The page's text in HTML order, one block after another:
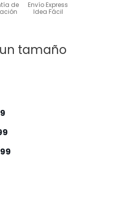
de
Envío Express
Idea Fácil
tamaño